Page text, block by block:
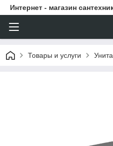
Интернет - магазин
Товары и услуги